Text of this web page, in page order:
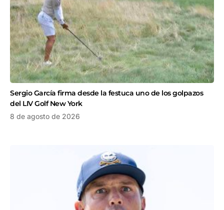
Sergio García firma desde la festuca uno de los golpazos
del LIV Golf New York
8 de agosto de 2026